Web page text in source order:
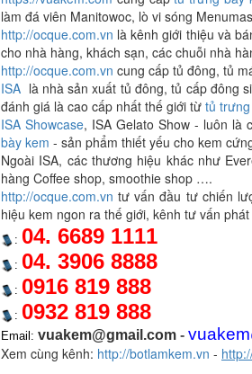
làm đá viên Manitowoc, lò vi sóng
http://ocque.com.vn là kênh giới thiệu và
cho nhà hàng, khách sạn, các chuỗi nhà
http://ocque.com.vn cung cấp tủ đông, tủ
ISA là nhà sản xuất tủ đông, tủ cấp đông
đánh giá là cao cấp nhất thế giới từ tủ
ISA Showcase, ISA Gelato Show - luôn là
bày kem - sản phẩm thiết yếu cho kem
Ngoài ISA, các thương hiệu khác như
hàng Coffee shop, smoothie shop ….
http://ocque.com.vn tư vấn đầu tư chiến
hiệu kem ngon ra thế giới, kênh tư vấn
: 04. 6689 1111
: 04. 3906 8888
: 0916 819 888
: 0932 819 888
Email: vuakem@gmail.com - vuakem
Xem cùng kênh: http://botlamkem.vn -